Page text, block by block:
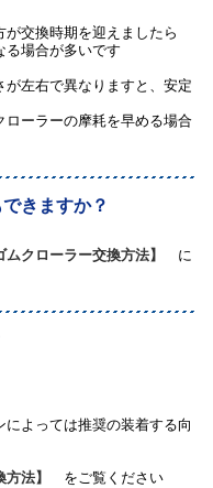
交換時期を迎えましたら
る場合が多いです
が左右で異なりますと、安定
ーラーの摩耗を早める場合
きますか？
ムクローラー交換方法】
に
よっては推奨の装着する向
法】 をご覧ください